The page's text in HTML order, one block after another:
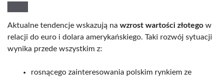
Aktualne tendencje wskazują na wzrost wartości złotego w
relacji do euro i dolara amerykańskiego. Taki rozwój sytuacji
wynika przede wszystkim z:
rosnącego zainteresowania polskim rynkiem ze